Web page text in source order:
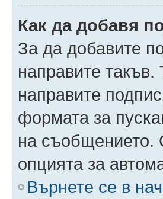
Как да добавя
За да добавите
направите
направите
формата за
на съобщението.
опцията за
Върнете се в